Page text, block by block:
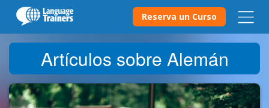
Reserva un Curso
Artículos sobre Alemán